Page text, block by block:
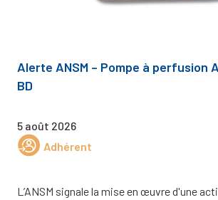
Alerte ANSM – Pompe à perfusion
BD
5 août 2026
Adhérent
L’ANSM signale la mise en œuvre d'une